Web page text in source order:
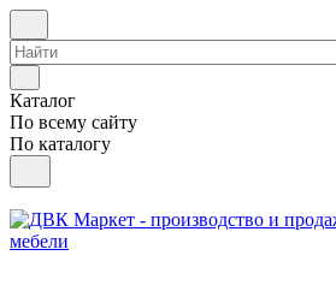
Каталог
По всему сайту
По каталогу